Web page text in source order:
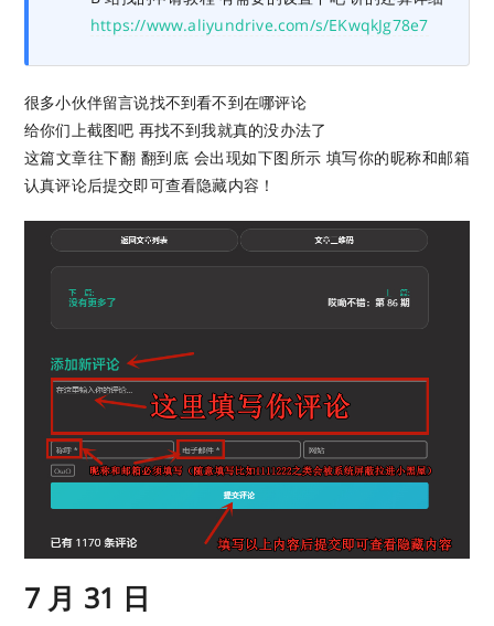
https://www.aliyundrive.com/s/EKwqkJg78e7
很多小伙伴留言说找不到看不到在哪评论
给你们上截图吧 再找不到我就真的没办法了
这篇文章往下翻 翻到底 会出现如下图所示 填写你的昵称和邮箱
认真评论后提交即可查看隐藏内容！
7 月 31 日